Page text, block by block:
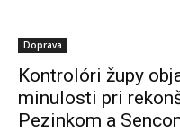
Doprava
Kontrolóri župy
minulosti pri
Pezinkom a